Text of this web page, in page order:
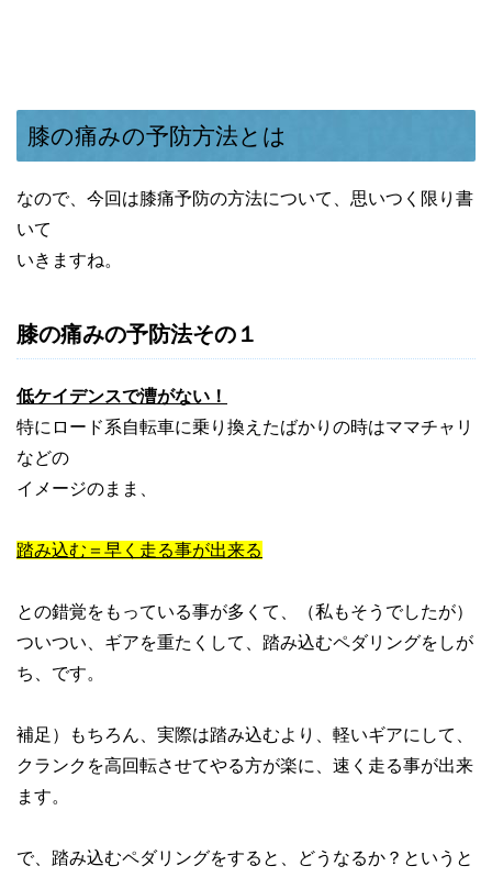
膝の痛みの予防方法とは
なので、今回は膝痛予防の方法について、思いつく限り書
いて
いきますね。
膝の痛みの予防法その１
低ケイデンスで漕がない！
特にロード系自転車に乗り換えたばかりの時はママチャリ
などの
イメージのまま、
踏み込む＝早く走る事が出来る
との錯覚をもっている事が多くて、（私もそうでしたが）
ついつい、ギアを重たくして、踏み込むペダリングをしが
ち、です。
補足）もちろん、実際は踏み込むより、軽いギアにして、
クランクを高回転させてやる方が楽に、速く走る事が出来
ます。
で、踏み込むペダリングをすると、どうなるか？というと